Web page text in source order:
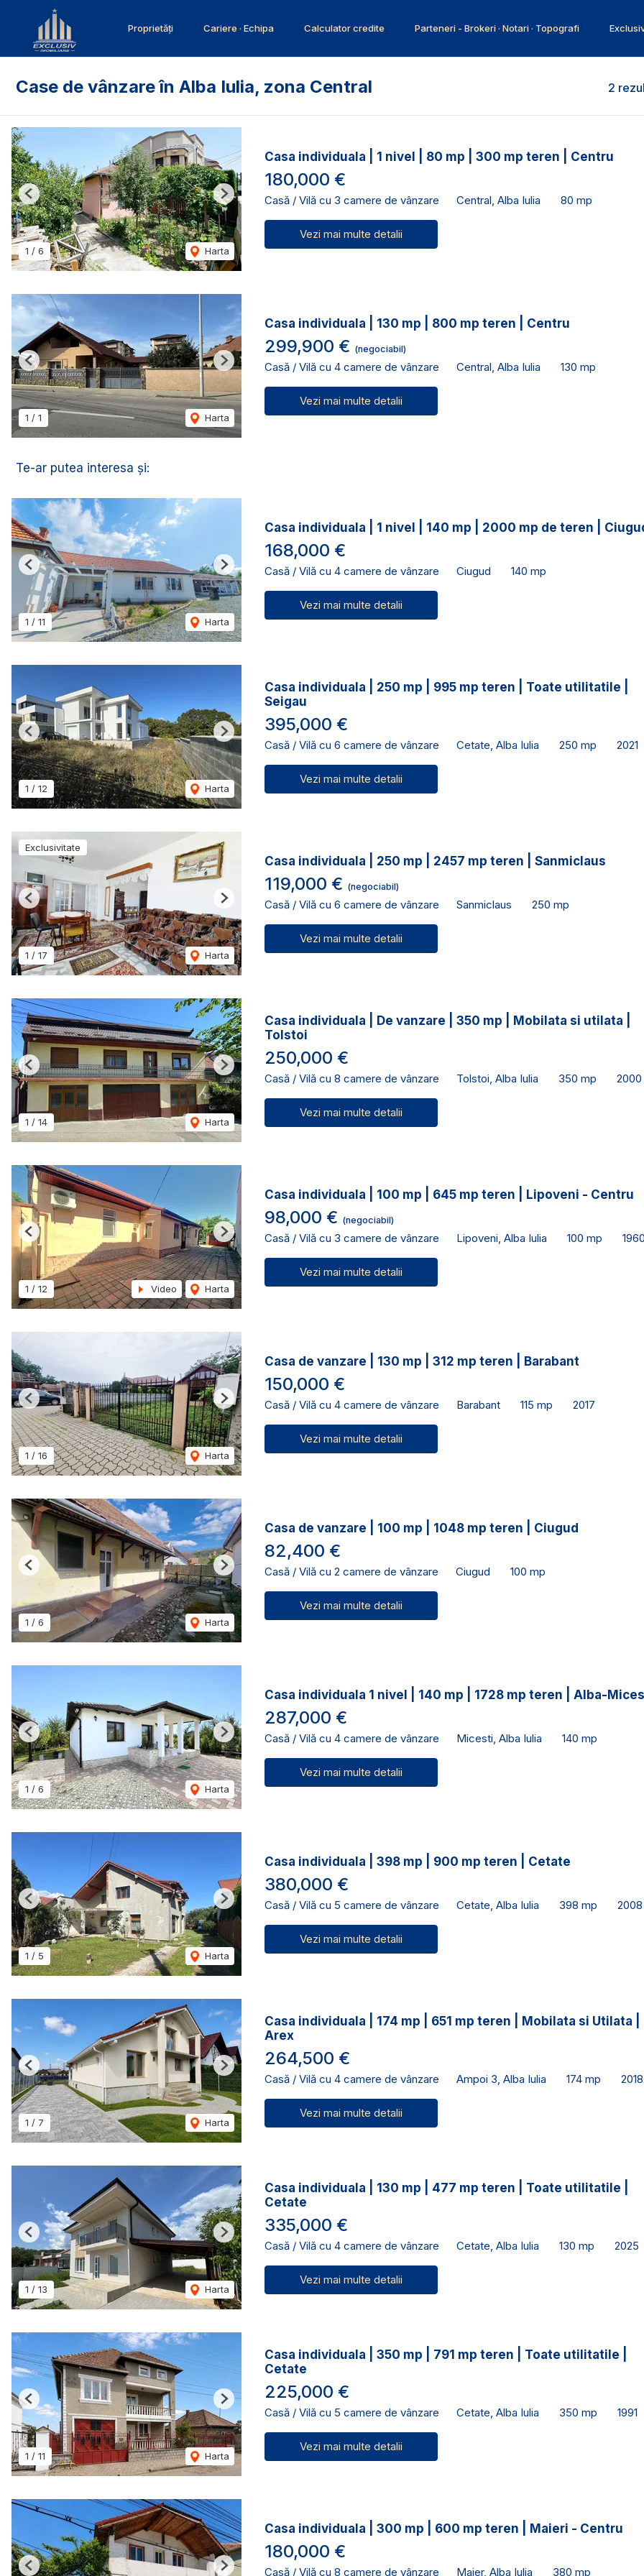
Proprietăți Cariere · Echipa Calculator credite Parteneri - Brokeri · Notari · Topografi
2
Case de vânzare în Alba Iulia, zona Central
1 / 6 Harta
Previous Next
Casa individuala | 1 nivel | 80 mp | 300 mp teren | Centru
180,000 €
Casă / Vilă cu 3 camere de vânzare Central, Alba Iulia 80 mp
Vezi mai multe detalii
1 / 1 Harta
Previous Next
Casa individuala | 130 mp | 800 mp teren | Centru
299,900 € (negociabil)
Casă / Vilă cu 4 camere de vânzare Central, Alba Iulia 130 mp
Vezi mai multe detalii
Te-ar putea interesa și:
1 / 11 Harta
Previous Next
Casa individuala | 1 nivel | 140 mp | 2000 mp de teren |
168,000 €
Casă / Vilă cu 4 camere de vânzare Ciugud 140 mp
Vezi mai multe detalii
1 / 12 Harta
Previous Next
Casa individuala | 250 mp | 995 mp teren | Toate utilitatile |
Seigau
395,000 €
Casă / Vilă cu 6 camere de vânzare Cetate, Alba Iulia 250 mp 2021
Vezi mai multe detalii
Exclusivitate
1 / 17 Harta
Previous Next
Casa individuala | 250 mp | 2457 mp teren | Sanmiclaus
119,000 € (negociabil)
Casă / Vilă cu 6 camere de vânzare Sanmiclaus 250 mp
Vezi mai multe detalii
1 / 14 Harta
Previous Next
Casa individuala | De vanzare | 350 mp | Mobilata si utilata |
Tolstoi
250,000 €
Casă / Vilă cu 8 camere de vânzare Tolstoi, Alba Iulia 350 mp 2000
Vezi mai multe detalii
1 / 12 Video Harta
Previous Next
Casa individuala | 100 mp | 645 mp teren | Lipoveni - Centru
98,000 € (negociabil)
Casă / Vilă cu 3 camere de vânzare Lipoveni, Alba Iulia 100 mp
Vezi mai multe detalii
1 / 16 Harta
Previous Next
Casa de vanzare | 130 mp | 312 mp teren | Barabant
150,000 €
Casă / Vilă cu 4 camere de vânzare Barabant 115 mp 2017
Vezi mai multe detalii
1 / 6 Harta
Previous Next
Casa de vanzare | 100 mp | 1048 mp teren | Ciugud
82,400 €
Casă / Vilă cu 2 camere de vânzare Ciugud 100 mp
Vezi mai multe detalii
1 / 6 Harta
Previous Next
Casa individuala 1 nivel | 140 mp | 1728 mp teren | Alba-
287,000 €
Casă / Vilă cu 4 camere de vânzare Micesti, Alba Iulia 140 mp
Vezi mai multe detalii
1 / 5 Harta
Previous Next
Casa individuala | 398 mp | 900 mp teren | Cetate
380,000 €
Casă / Vilă cu 5 camere de vânzare Cetate, Alba Iulia 398 mp 2008
Vezi mai multe detalii
1 / 7 Harta
Previous Next
Casa individuala | 174 mp | 651 mp teren | Mobilata si Utilata |
Arex
264,500 €
Casă / Vilă cu 4 camere de vânzare Ampoi 3, Alba Iulia 174 mp 2018
Vezi mai multe detalii
1 / 13 Harta
Previous Next
Casa individuala | 130 mp | 477 mp teren | Toate utilitatile |
Cetate
335,000 €
Casă / Vilă cu 4 camere de vânzare Cetate, Alba Iulia 130 mp 2025
Vezi mai multe detalii
1 / 11 Harta
Previous Next
Casa individuala | 350 mp | 791 mp teren | Toate utilitatile |
Cetate
225,000 €
Casă / Vilă cu 5 camere de vânzare Cetate, Alba Iulia 350 mp 1991
Vezi mai multe detalii
Previous Next
Casa individuala | 300 mp | 600 mp teren | Maieri - Centru
180,000 €
Casă / Vilă cu 8 camere de vânzare Maier, Alba Iulia 380 mp